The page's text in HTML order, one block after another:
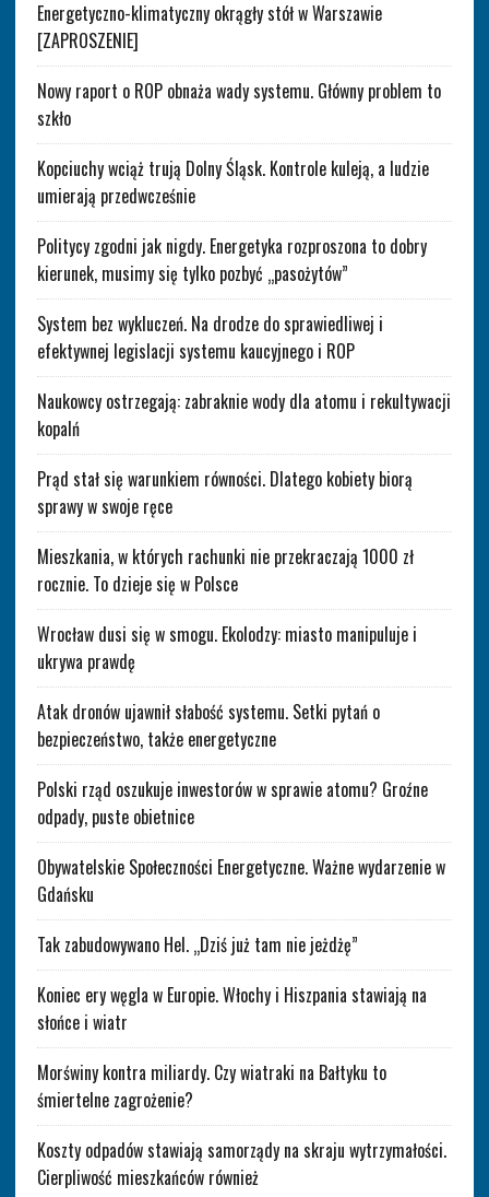
Energetyczno-klimatyczny okrągły stół w Warszawie
[ZAPROSZENIE]
Nowy raport o ROP obnaża wady systemu. Główny problem to
szkło
Kopciuchy wciąż trują Dolny Śląsk. Kontrole kuleją, a ludzie
umierają przedwcześnie
Politycy zgodni jak nigdy. Energetyka rozproszona to dobry
kierunek, musimy się tylko pozbyć „pasożytów”
System bez wykluczeń. Na drodze do sprawiedliwej i
efektywnej legislacji systemu kaucyjnego i ROP
Naukowcy ostrzegają: zabraknie wody dla atomu i rekultywacji
kopalń
Prąd stał się warunkiem równości. Dlatego kobiety biorą
sprawy w swoje ręce
Mieszkania, w których rachunki nie przekraczają 1000 zł
rocznie. To dzieje się w Polsce
Wrocław dusi się w smogu. Ekolodzy: miasto manipuluje i
ukrywa prawdę
Atak dronów ujawnił słabość systemu. Setki pytań o
bezpieczeństwo, także energetyczne
Polski rząd oszukuje inwestorów w sprawie atomu? Groźne
odpady, puste obietnice
Obywatelskie Społeczności Energetyczne. Ważne wydarzenie w
Gdańsku
Tak zabudowywano Hel. „Dziś już tam nie jeżdżę”
Koniec ery węgla w Europie. Włochy i Hiszpania stawiają na
słońce i wiatr
Morświny kontra miliardy. Czy wiatraki na Bałtyku to
śmiertelne zagrożenie?
Koszty odpadów stawiają samorządy na skraju wytrzymałości.
Cierpliwość mieszkańców również